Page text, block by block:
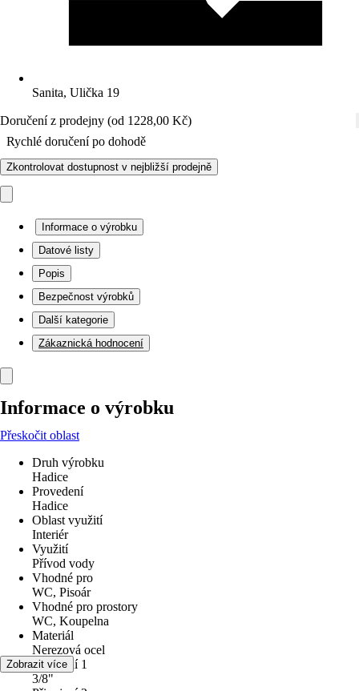
Sanita, Ulička 19
Doručení z prodejny (od 1228,00 Kč)
Rychlé doručení po dohodě
Zkontrolovat dostupnost v nejbližší prodejně
Informace o výrobku
Datové listy
Popis
Bezpečnost výrobků
Další kategorie
Zákaznická hodnocení
Informace o výrobku
Přeskočit oblast
Druh výrobku
Hadice
Provedení
Hadice
Oblast využití
Interiér
Využití
Přívod vody
Vhodné pro
WC, Pisoár
Vhodné pro prostory
WC, Koupelna
Materiál
Nerezová ocel
Připojení 1
3/8"
Zobrazit více